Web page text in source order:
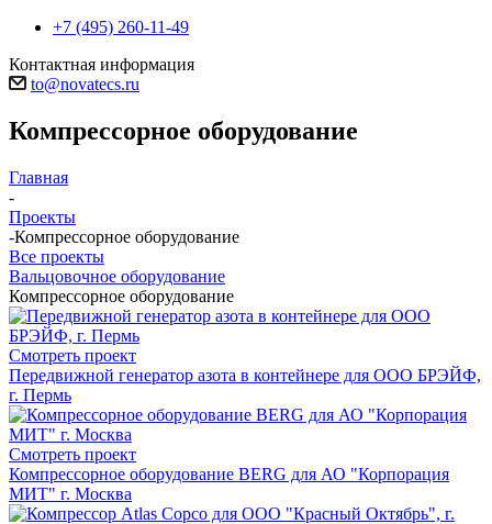
+7 (495) 260-11-49
Контактная информация
to@novatecs.ru
Компрессорное оборудование
Главная
-
Проекты
-Компрессорное оборудование
Все проекты
Вальцовочное оборудование
Компрессорное оборудование
Смотреть проект
Передвижной генератор азота в контейнере для ООО БРЭЙФ,
г. Пермь
Смотреть проект
Компрессорное оборудование BERG для АО "Корпорация
МИТ" г. Москва